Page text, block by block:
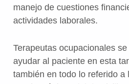
manejo de cuestiones
actividades laborales.
Terapeutas ocupacionales
ayudar al paciente en esta
también en todo lo referido a